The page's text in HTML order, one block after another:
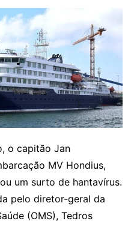
o capitão Jan
MV Hondius,
um surto de hantavírus.
pelo diretor-geral da
(OMS), Tedros